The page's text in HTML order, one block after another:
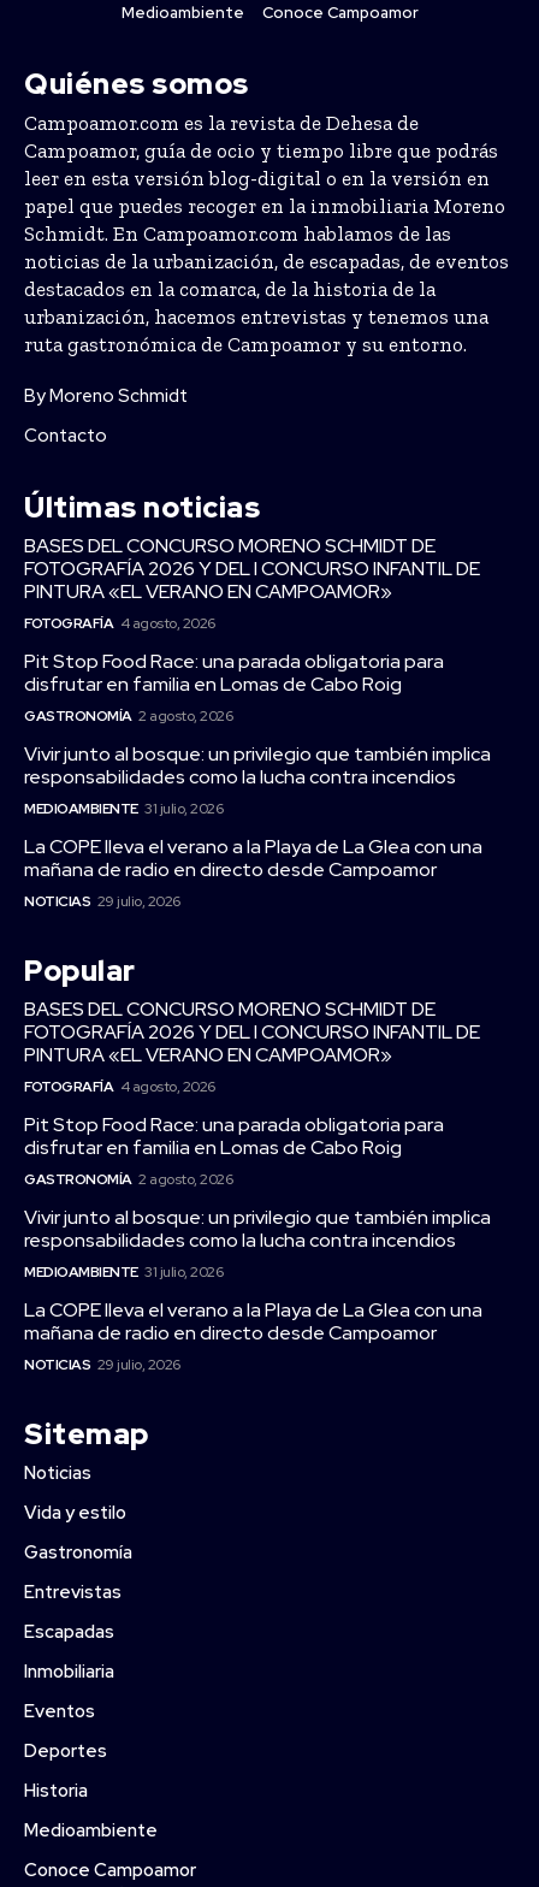
Medioambiente
Conoce Campoamor
Quiénes somos
Campoamor.com es la revista de Dehesa de
Campoamor, guía de ocio y tiempo libre que podrás
leer en esta versión blog-digital o en la versión en
papel que puedes recoger en la inmobiliaria Moreno
Schmidt. En Campoamor.com hablamos de las
noticias de la urbanización, de escapadas, de eventos
destacados en la comarca, de la historia de la
urbanización, hacemos entrevistas y tenemos una
ruta gastronómica de Campoamor y su entorno.
By Moreno Schmidt
Contacto
Últimas noticias
BASES DEL CONCURSO MORENO SCHMIDT DE
FOTOGRAFÍA 2026 Y DEL I CONCURSO INFANTIL DE
PINTURA «EL VERANO EN CAMPOAMOR»
FOTOGRAFÍA 4 agosto, 2026
Pit Stop Food Race: una parada obligatoria para
disfrutar en familia en Lomas de Cabo Roig
GASTRONOMÍA 2 agosto, 2026
Vivir junto al bosque: un privilegio que también implica
responsabilidades como la lucha contra incendios
MEDIOAMBIENTE 31 julio, 2026
La COPE lleva el verano a la Playa de La Glea con una
mañana de radio en directo desde Campoamor
NOTICIAS 29 julio, 2026
Popular
BASES DEL CONCURSO MORENO SCHMIDT DE
FOTOGRAFÍA 2026 Y DEL I CONCURSO INFANTIL DE
PINTURA «EL VERANO EN CAMPOAMOR»
FOTOGRAFÍA 4 agosto, 2026
Pit Stop Food Race: una parada obligatoria para
disfrutar en familia en Lomas de Cabo Roig
GASTRONOMÍA 2 agosto, 2026
Vivir junto al bosque: un privilegio que también implica
responsabilidades como la lucha contra incendios
MEDIOAMBIENTE 31 julio, 2026
La COPE lleva el verano a la Playa de La Glea con una
mañana de radio en directo desde Campoamor
NOTICIAS 29 julio, 2026
Sitemap
Noticias
Vida y estilo
Gastronomía
Entrevistas
Escapadas
Inmobiliaria
Eventos
Deportes
Historia
Medioambiente
Conoce Campoamor